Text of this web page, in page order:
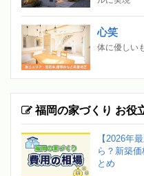
心笑
体に優しい
福岡の家づくり お役
【2026年
ら？新築
とめ